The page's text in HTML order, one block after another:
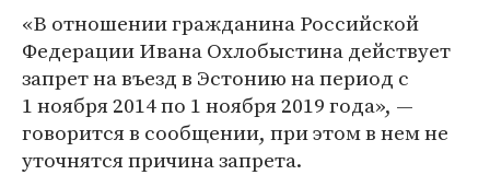
«В отношении гражданина Российской
Федерации Ивана Охлобыстина действует
запрет на въезд в Эстонию на период с
1 ноября 2014 по 1 ноября 2019 года», —
говорится в сообщении, при этом в нем не
уточнятся причина запрета.